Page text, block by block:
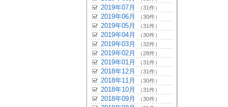
2019年07月 （31件）
2019年06月 （30件）
2019年05月 （31件）
2019年04月 （30件）
2019年03月 （32件）
2019年02月 （28件）
2019年01月 （31件）
2018年12月 （31件）
2018年11月 （30件）
2018年10月 （31件）
2018年09月 （30件）